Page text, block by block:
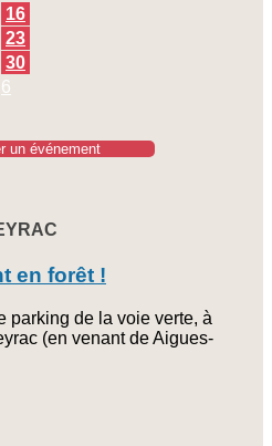
16
23
30
6
un événement
en forêt !
parking de la voie verte, à
(en venant de Aigues-